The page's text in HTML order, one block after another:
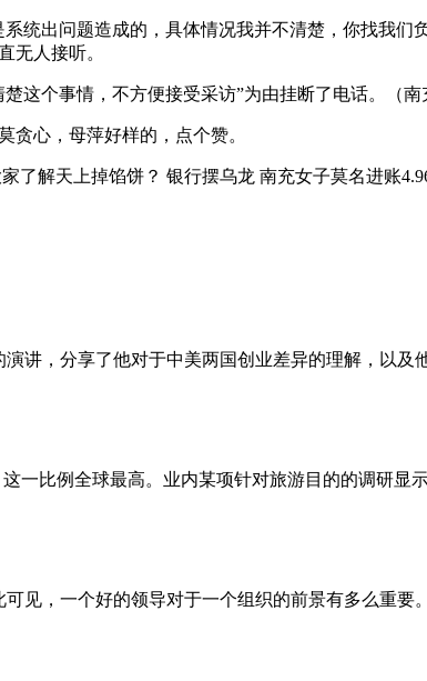
统出问题造成的，具体情况我并不清楚，你找我们
无人接听。
这个事情，不方便接受采访”为由挂断了电话。（南
贪心，母萍好样的，点个赞。
解天上掉馅饼？ 银行摆乌龙 南充女子莫名进账
讲，分享了他对于中美两国创业差异的理解，以及
一比例全球最高。业内某项针对旅游目的的调研显
见，一个好的领导对于一个组织的前景有多么重要